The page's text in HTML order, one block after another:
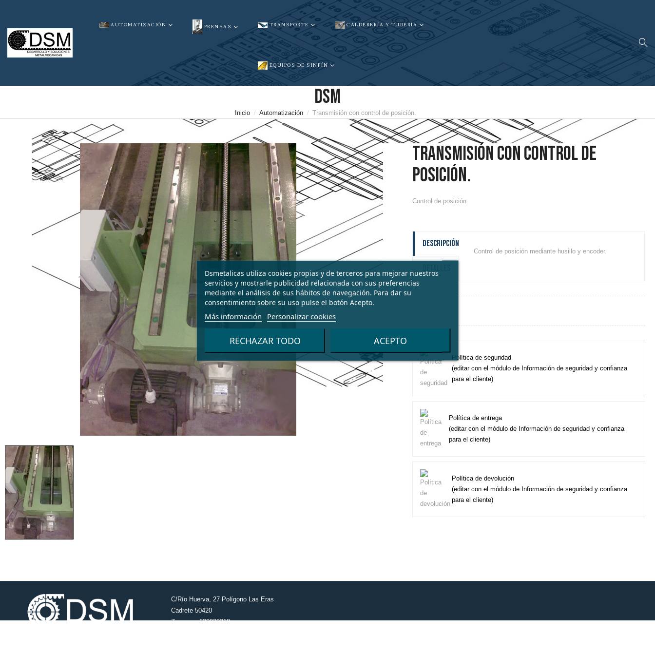
AUTOMATIZACIÓN PRENSAS TRANSPORTE CALDERERÍA Y TUBERÍA
EQUIPOS DE SINFÍN
DSM
Inicio Automatización Transmisión con control de posición.
TRANSMISIÓN CON CONTROL DE
POSICIÓN.
Control de posición.
Descripción
Control de posición mediante husillo y encoder.
Política de seguridad
(editar con el módulo de Información de seguridad y confianza
para el cliente)
Política de entrega
(editar con el módulo de Información de seguridad y confianza
para el cliente)
Política de devolución
(editar con el módulo de Información de seguridad y confianza
para el cliente)
C/Río Huerva, 27 Polígono Las Eras
Cadrete 50420
Zaragoza 630929318
Dsmetalicas utiliza cookies propias y de terceros para mejorar nuestros
servicios y mostrarle publicidad relacionada con sus preferencias
mediante el análisis de sus hábitos de navegación. Para dar su
consentimiento sobre su uso pulse el botón Acepto.
Más información Personalizar cookies
RECHAZAR TODO ACEPTO